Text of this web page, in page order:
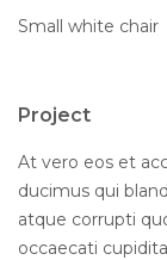
Small white chair
Project
At vero eos et
ducimus qui
atque corrupti
occaecati